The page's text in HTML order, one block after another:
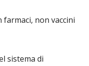
non vaccini
sistema di